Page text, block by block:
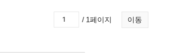
이동
/ 1페이지